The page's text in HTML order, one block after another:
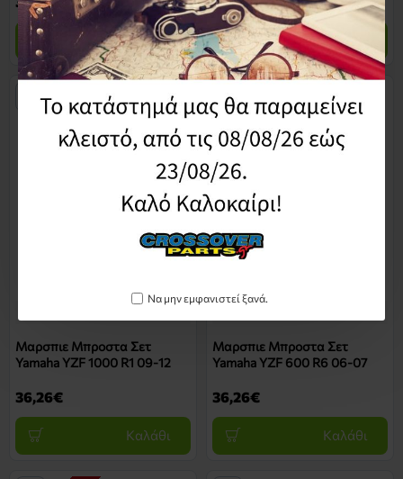
Να μην εμφανιστεί ξανά.
Καλάθι Καλάθι
Μαρσπιε Μπροστα Σετ
Yamaha YZF 1000 R1 09-12
36,26€
Καλάθι
ΜΗ ΔΙΑΘΈΣΙΜΟ
Μαρσπιε Μπροστα Σετ
Yamaha YZF 600 R6 06-07
36,26€
Καλάθι